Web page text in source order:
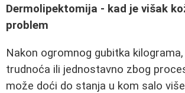
Dermolipektomija - kad je višak
problem
Nakon ogromnog gubitka
trudnoća ili jednostavno zbog
može doći do stanja u kom salo